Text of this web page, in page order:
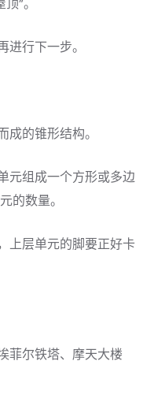
”。
进行下一步。
成的锥形结构。
元组成一个方形或多边
的数量。
上层单元的脚要正好卡
菲尔铁塔、摩天大楼